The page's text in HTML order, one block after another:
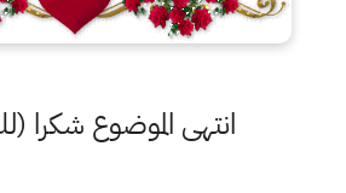
انتهى الموضوع شكرا (لك / لكِ)